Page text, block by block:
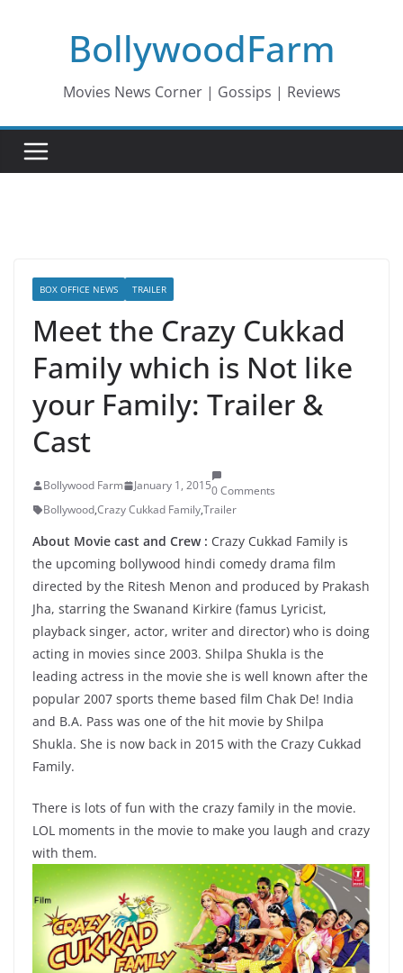
BollywoodFarm
Movies News Corner | Gossips | Reviews
BOX OFFICE NEWS TRAILER
Meet the Crazy Cukkad
Family which is Not like
your Family: Trailer &
Cast
Bollywood Farm January 1, 20150 Comments
Bollywood,Crazy Cukkad Family,Trailer
About Movie cast and Crew : Crazy Cukkad Family is
the upcoming bollywood hindi comedy drama film
directed by the Ritesh Menon and produced by Prakash
Jha, starring the Swanand Kirkire (famus Lyricist,
playback singer, actor, writer and director) who is doing
acting in movies since 2003. Shilpa Shukla is the
leading actress in the movie she is well known after the
popular 2007 sports theme based film Chak De! India
and B.A. Pass was one of the hit movie by Shilpa
Shukla. She is now back in 2015 with the Crazy Cukkad
Family.
There is lots of fun with the crazy family in the movie.
LOL moments in the movie to make you laugh and crazy
with them.